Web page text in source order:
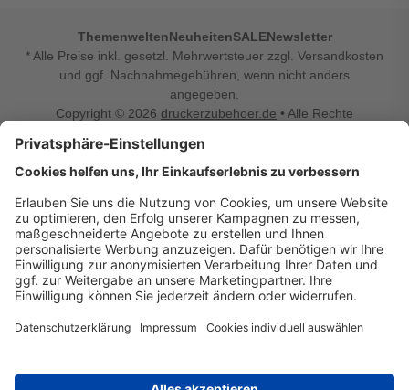
ThemenweltenNeuheitenSALENewsletter
* Alle Preise inkl. gesetzl. Mehrwertsteuer zzgl. Versandkosten
und ggf. Nachnahmegebühren, wenn nicht anders
angegeben.
Copyright © 2026 druckerzubehoer.de • Alle Rechte
Vertrag widerrufen
Druckerzubehoer.de – preiswerte Qualität für Ihr Office
Sie sind auf der Suche nach dem passenden Druckerzubehör
oder Zubehör für das Büro, den Computer oder Ihr
Smartphone? Dann sind Sie bei Druckerzubehoer.de genau
richtig! Unser breites Sortiment bietet unter anderem Tinte
und Toner für alle gängigen Druckermodelle – großer sowie
kleiner Hersteller. Zugleich sind wir Ihr Online Fachhandel für
einrichten, die Werkstatt ausstatten oder den Alltag mit
was Ihren Arbeitsplatz noch komfortabler macht, finden Sie